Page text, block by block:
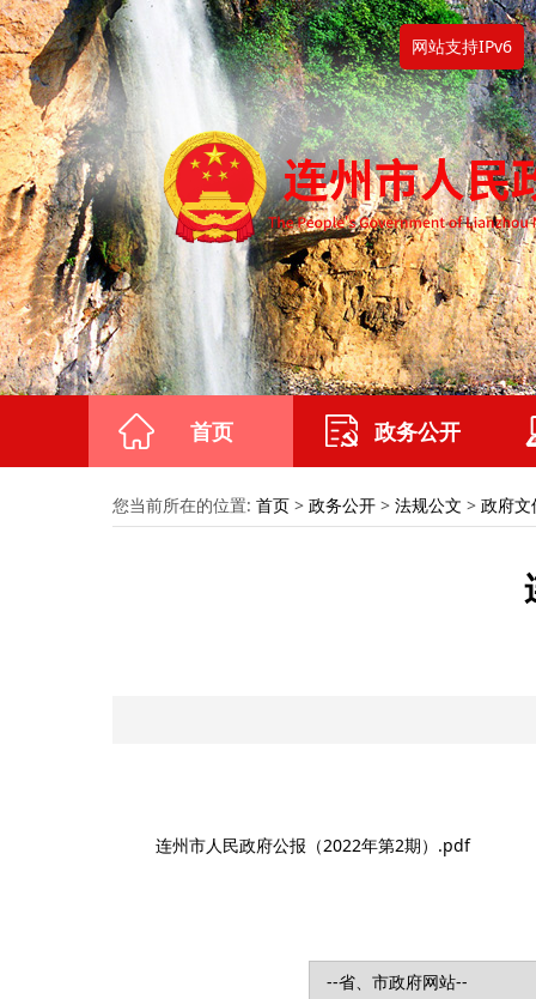
网站支持IPv6
首页 政务公开
您当前所在的位置: 首页 > 政务公开 > 法规公文 > 政府文
连州市人民政府公报（2022年第2期）.pdf